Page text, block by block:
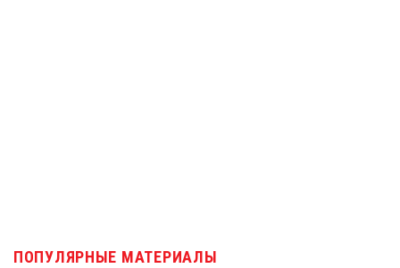
ПОПУЛЯРНЫЕ МАТЕРИАЛЫ